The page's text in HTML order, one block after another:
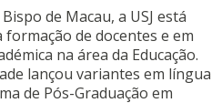
de Macau, a USJ está
de docentes e em
na área da Educação.
lançou variantes em língua
de Pós-Graduação em